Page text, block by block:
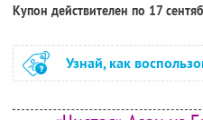
Купон действителен по 17
Узнай, как